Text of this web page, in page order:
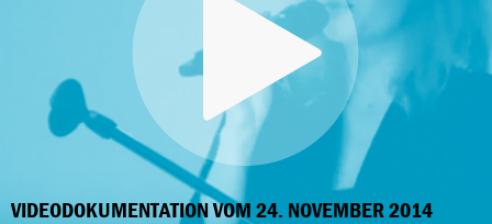
VIDEODOKUMENTATION VOM 24. NOVEMBER 2014